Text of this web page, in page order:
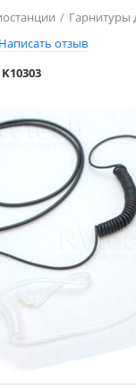
/ Гарнитуры
Написать отзыв